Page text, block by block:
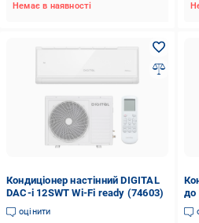
Немає в наявності
Кондиціонер настінний DIGITAL
DAC-i 12SWT Wi-Fi ready (74603)
оцінити
до